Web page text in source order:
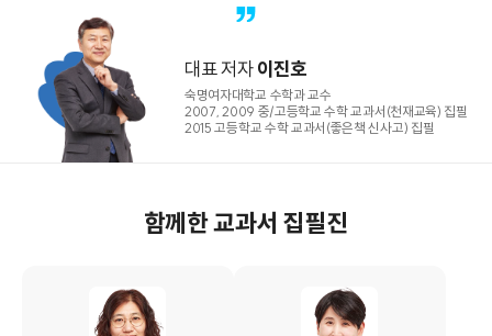
대표 저자이진호
숙명여자대학교 수학과 교수
2007, 2009 중/고등학교 수학 교과서(천재교육) 집필
2015 고등학교 수학 교과서(좋은책 신사고) 집필
함께한 교과서 집필진